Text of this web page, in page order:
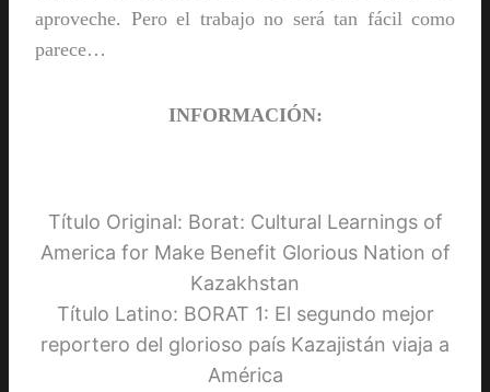
aproveche. Pero el trabajo no será tan fácil como
parece…
INFORMACIÓN:
Título Original: Borat: Cultural Learnings of
America for Make Benefit Glorious Nation of
Kazakhstan
Título Latino: BORAT 1: El segundo mejor
reportero del glorioso país Kazajistán viaja a
América